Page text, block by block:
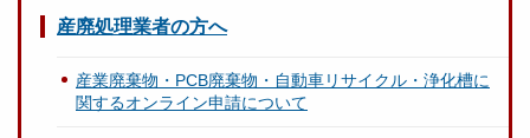
産廃処理業者の方へ
産業廃棄物・PCB廃棄物・自動車リサイクル・浄化槽に
関するオンライン申請について